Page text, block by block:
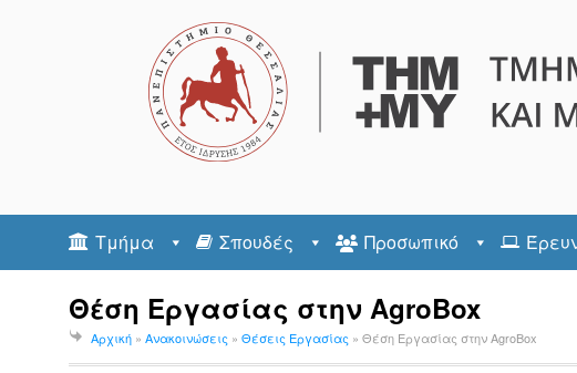
Τμήμα Σπουδές Προσωπικό
Θέση Εργασίας στην AgroBox
Αρχική » Ανακοινώσεις » Θέσεις Εργασίας » Θέση Εργασίας στην AgroBox